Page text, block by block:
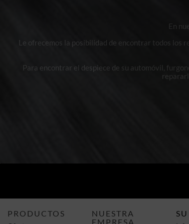
En
Le ofrecemos la posibilidad de encontrar todos
Para encontrar el despiece de su automóvil,
PRODUCTOS
NUESTRA
EMPRESA